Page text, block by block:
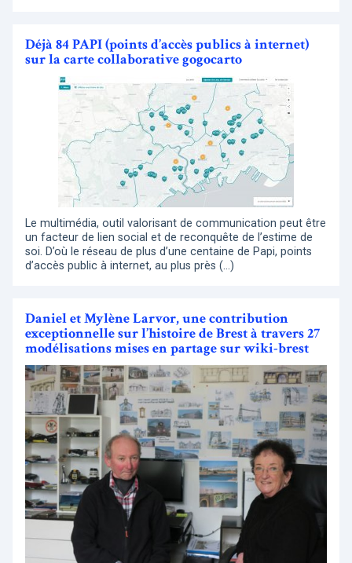
Déjà 84 PAPI (points d’accès publics à internet)
sur la carte collaborative gogocarto
Le multimédia, outil valorisant de communication peut être
un facteur de lien social et de reconquête de l’estime de
soi. D’où le réseau de plus d’une centaine de Papi, points
d’accès public à internet, au plus près (…)
Daniel et Mylène Larvor, une contribution
exceptionnelle sur l’histoire de Brest à travers 27
modélisations mises en partage sur wiki-brest